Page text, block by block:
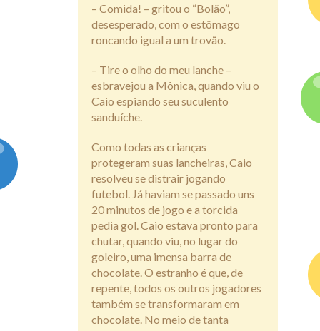
– Comida! – gritou o “Bolão”,
desesperado, com o estômago
roncando igual a um trovão.
– Tire o olho do meu lanche –
esbravejou a Mônica, quando viu o
Caio espiando seu suculento
sanduíche.
Como todas as crianças
protegeram suas lancheiras, Caio
resolveu se distrair jogando
futebol. Já haviam se passado uns
20 minutos de jogo e a torcida
pedia gol. Caio estava pronto para
chutar, quando viu, no lugar do
goleiro, uma imensa barra de
chocolate. O estranho é que, de
repente, todos os outros jogadores
também se transformaram em
chocolate. No meio de tanta